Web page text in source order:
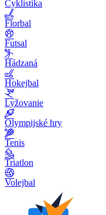
Cyklistika
Florbal
Futsal
Hádzaná
Hokejbal
Lyžovanie
Olympijské hry
Tenis
Triatlon
Volejbal